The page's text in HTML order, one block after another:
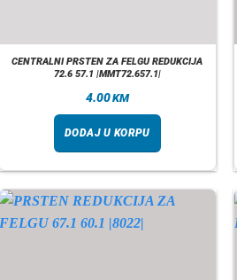
CENTRALNI PRSTEN ZA FELGU REDUKCIJA
72.6 57.1 |MMT72.657.1|
4.00KM
DODAJ U KORPU